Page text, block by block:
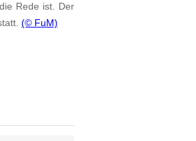
Rede ist. Der
(© FuM)